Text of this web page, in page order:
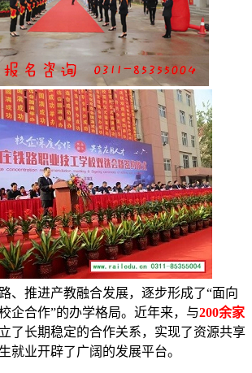
、推进产教融合发展，逐步形成了“面向
企合作”的办学格局。近年来，与200余家
了长期稳定的合作关系，实现了资源共享
就业开辟了广阔的发展平台。